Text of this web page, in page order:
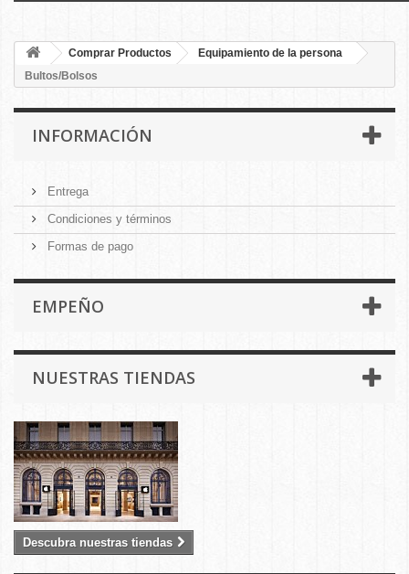
Comprar Productos
Equipamiento de la persona
Bultos/Bolsos
INFORMACIÓN
Entrega
Condiciones y términos
Formas de pago
EMPEÑO
NUESTRAS TIENDAS
Descubra nuestras tiendas